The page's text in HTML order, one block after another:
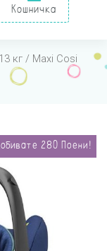
Кошничка
кг / Maxi Cosi
280 Поени!